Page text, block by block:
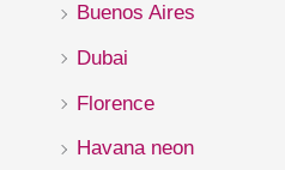
Buenos Aires
Dubai
Florence
Havana neon